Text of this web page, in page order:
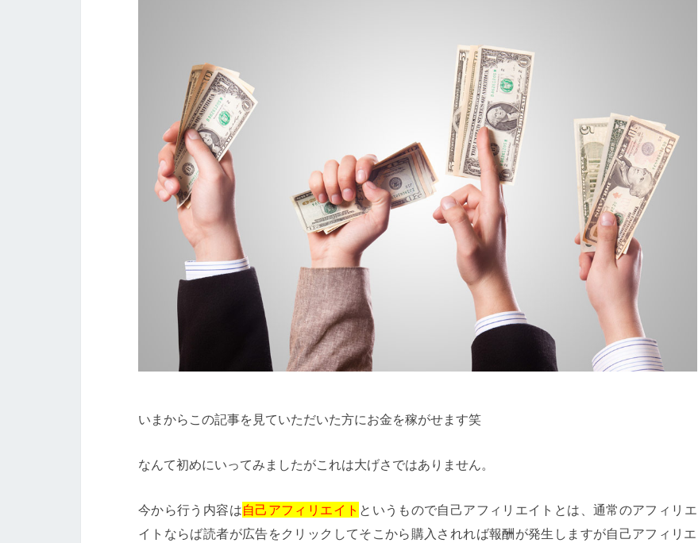
いまからこの記事を見ていただいた方にお金を稼がせます笑
なんて初めにいってみましたがこれは大げさではありません。
今から行う内容は自己アフィリエイト というもので自己アフィリエイトとは、通常のアフィリエ
イトならば読者が広告をクリックしてそこから購入されれば報酬が発生しますが自己アフィリエ